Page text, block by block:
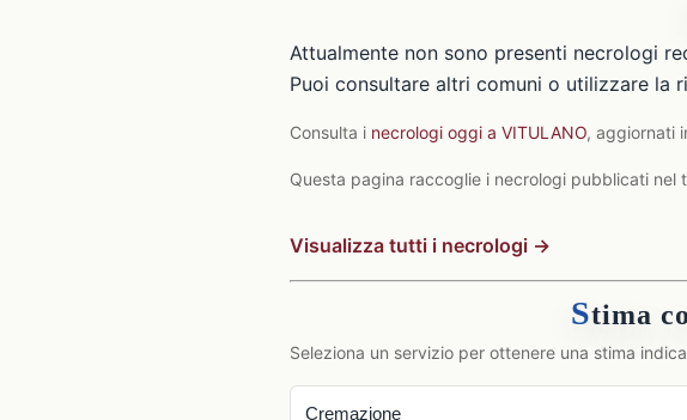
Attualmente non sono presenti necrologi
Puoi consultare altri comuni o utilizzare la
Consulta i necrologi oggi a VITULANO, aggiornati
Questa pagina raccoglie i necrologi pubblicati nel
Visualizza tutti i necrologi →
Stima
Seleziona un servizio per ottenere una stima